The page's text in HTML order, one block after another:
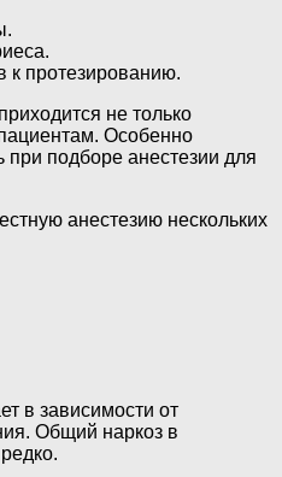
к протезированию.
не только
Особенно
подборе анестезии для
анестезию нескольких
в зависимости от
Общий наркоз в